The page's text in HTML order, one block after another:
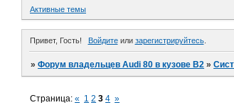
Активные темы
Привет, Гость! Войдитеили зарегистрируйтесь.
»Форум владельцев Audi 80 в кузове В2 »
Страница:« 1 2 3 4 »